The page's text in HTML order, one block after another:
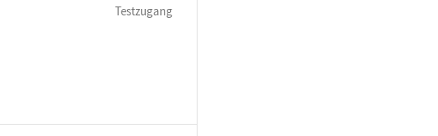
Testzugang